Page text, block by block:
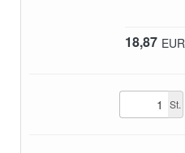
18,87 EUR
St.